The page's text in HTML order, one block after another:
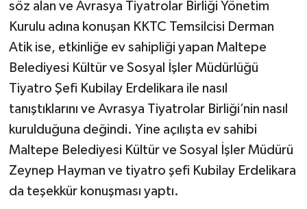
söz alan ve Avrasya Tiyatrolar Birliği Yönetim
Kurulu adına konuşan KKTC Temsilcisi Derman
Atik ise, etkinliğe ev sahipliği yapan Maltepe
Belediyesi Kültür ve Sosyal İşler Müdürlüğü
Tiyatro Şefi Kubilay Erdelikara ile nasıl
tanıştıklarını ve Avrasya Tiyatrolar Birliği’nin nasıl
kurulduğuna değindi. Yine açılışta ev sahibi
Maltepe Belediyesi Kültür ve Sosyal İşler Müdürü
Zeynep Hayman ve tiyatro şefi Kubilay Erdelikara
da teşekkür konuşması yaptı.